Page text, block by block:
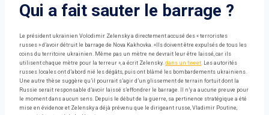
Qui a fait sauter le barrage ?
Le président ukrainien Volodimir Zelensky a directement accusé des « terroristes
russes » d’avoir détruit le barrage de Nova Kakhovka. «Ils doivent être expulsés de tous les
coins du territoire ukrainien. Même pas un mètre ne devrait leur être laissé, car ils
utilisent chaque mètre pour la terreur », a écrit Zelensky. dans un tweet. Les autorités
russes locales ont d’abord nié les dégâts, puis ont blâmé les bombardements ukrainiens.
Une autre thèse suggère qu’il pourrait s’agir d’un glissement de terrain fortuit dont la
Russie serait responsable d’avoir laissé s’effondrer le barrage. Il n’y a aucune preuve pour
le moment dans aucun sens. Depuis le début de la guerre, sa pertinence stratégique a été
mise en évidence et Zelensky a déjà prévenu que le dirigeant russe, Vladimir Poutine,